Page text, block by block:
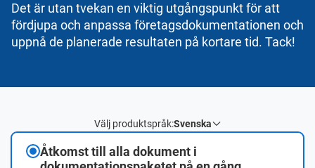
Det är utan tvekan en viktig utgångspunkt för att
fördjupa och anpassa företagsdokumentationen och
uppnå de planerade resultaten på kortare tid. Tack!
Välj produktspråk:Svenska
Åtkomst till alla dokument i